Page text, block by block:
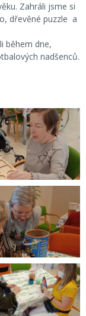
Zahráli jsme si
dřevěné puzzle a
během dne,
nadšenců.